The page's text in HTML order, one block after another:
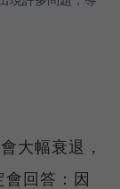
大幅衰退，
回答：因